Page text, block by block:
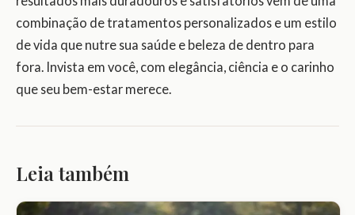
combinação de tratamentos personalizados e um estilo
de vida que nutre sua saúde e beleza de dentro para
fora. Invista em você, com elegância, ciência e o carinho
que seu bem-estar merece.
Leia também